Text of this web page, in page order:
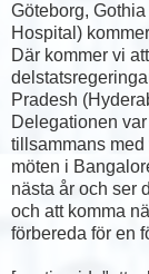
Göteborg,
Hospital)
Där kommer vi
Pradesh
Delegationen
tillsammans
möten i
nästa år och ser
och att komma
förbereda för en